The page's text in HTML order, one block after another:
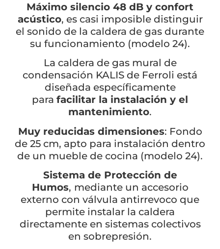
Máximo silencio 48 dB y confort
acústico, es casi imposible distinguir
el sonido de la caldera de gas durante
su funcionamiento (modelo 24).
La caldera de gas mural de
condensación KALIS de Ferroli está
diseñada específicamente
para facilitar la instalación y el
mantenimiento.
Muy reducidas dimensiones: Fondo
de 25 cm, apto para instalación dentro
de un mueble de cocina (modelo 24).
Sistema de Protección de
Humos, mediante un accesorio
externo con válvula antirrevoco que
permite instalar la caldera
directamente en sistemas colectivos
en sobrepresión.